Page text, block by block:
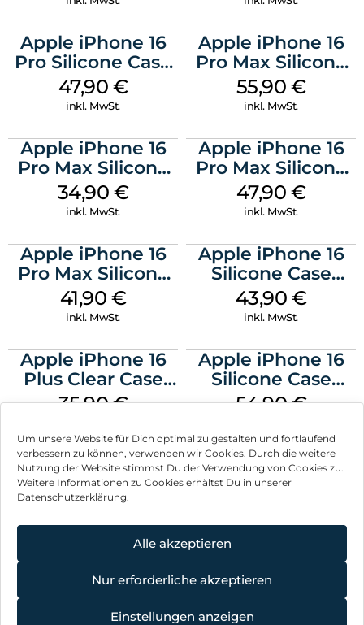
Um unsere Website für Dich optimal zu gestalten und fortlaufend
verbessern zu können, verwenden wir Cookies. Durch die weitere
Nutzung der Website stimmst Du der Verwendung von Cookies zu.
Weitere Informationen zu Cookies erhältst Du in unserer
Datenschutzerklärung.
Alle akzeptieren
Nur erforderliche akzeptieren
Einstellungen anzeigen
Apple iPhone 16
Pro Silicone Case
MagSafe Denim
47,90 €
inkl. MwSt.
Apple iPhone 16
Pro Max Silicone
Case MagSafe
Stone Gray
55,90 €
inkl. MwSt.
Apple iPhone 16
Pro Max Silicone
Case MagSafe
Denim
34,90 €
inkl. MwSt.
Apple iPhone 16
Pro Max Silicone
Case MagSafe
Black
47,90 €
inkl. MwSt.
Apple iPhone 16
Pro Max Silicone
Case MagSafe
Ultramarine
41,90 €
inkl. MwSt.
Apple iPhone 16
Silicone Case
MagSafe Plum
43,90 €
inkl. MwSt.
Apple iPhone 16
Plus Clear Case
MagSafe
35,90€
Apple iPhone 16
Silicone Case
MagSafe Lake
54,90€
Vertrag widerrufen